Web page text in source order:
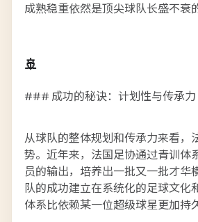
成熟稳重依然是顶尖球队长盛不衰
🚢
### 成功的秘诀：计划性与传承力
从球队的整体规划和传承力来看，
势。近年来，法国足协通过青训体
员的输出，培养出一批又一批才华
队的成功建立在系统化的足球文化
体系比依赖某一位超级球星更加持